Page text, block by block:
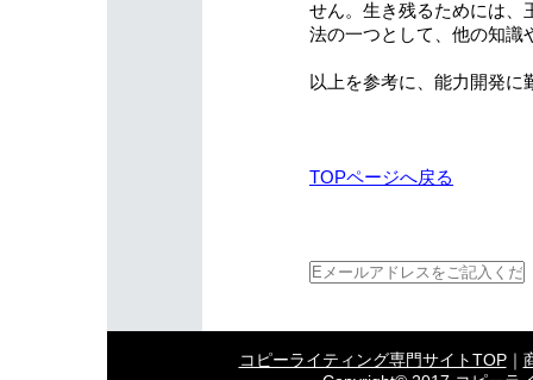
せん。生き残るためには、
法の一つとして、他の知識
以上を参考に、能力開発に
TOPページへ戻る
コピーライティング専門サイトTOP｜